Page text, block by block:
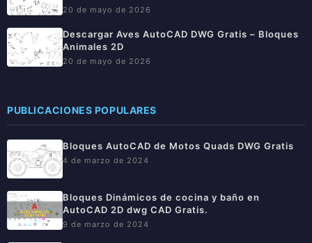
20 de mayo de 2026
Descargar Aves AutoCAD DWG Gratis – Bloques
Animales 2D
20 de mayo de 2026
PUBLICACIONES POPULARES
Bloques AutoCAD de Motos Quads DWG Gratis
4 de marzo de 2024
Bloques Dinámicos de cocina y baño en
AutoCAD 2D dwg CAD Gratis.
9 de marzo de 2024